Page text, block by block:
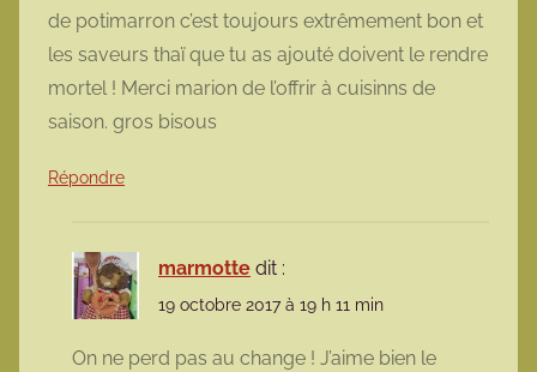
de potimarron c’est toujours extrêmement bon et
les saveurs thaï que tu as ajouté doivent le rendre
mortel ! Merci marion de l’offrir à cuisinns de
saison. gros bisous
Répondre
marmotte dit :
19 octobre 2017 à 19 h 11 min
On ne perd pas au change ! J’aime bien le